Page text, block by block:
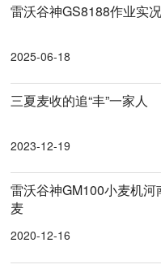
雷沃谷神GS8188作业实况
2025-06-18
三夏麦收的追“丰”一家人
2023-12-19
雷沃谷神GM100小麦机河
麦
2020-12-16